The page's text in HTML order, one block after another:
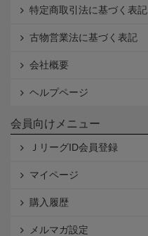
特定商取引法に基づく表記
古物営業法に基づく表記
会社概要
ヘルプページ
会員向けメニュー
ＪリーグID会員登録
マイページ
購入履歴
メルマガ設定